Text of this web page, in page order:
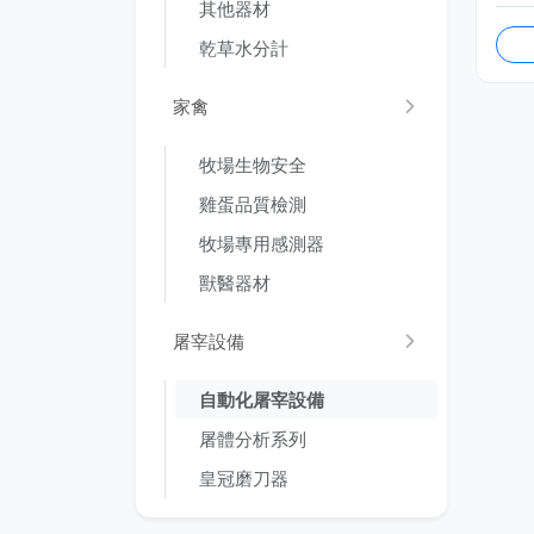
其他器材
乾草水分計
家禽
牧場生物安全
雞蛋品質檢測
牧場專用感測器
獸醫器材
屠宰設備
自動化屠宰設備
屠體分析系列
皇冠磨刀器